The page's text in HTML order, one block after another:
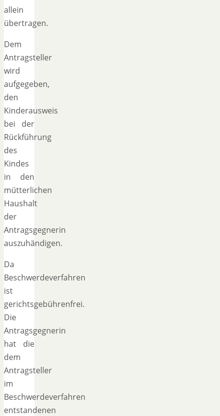
allein
übertragen.
Dem
Antragsteller
wird
aufgegeben,
den
Kinderausweis
bei der
Rückführung
des
Kindes
in den
mütterlichen
Haushalt
der
Antragsgegnerin
auszuhändigen.
Da
Beschwerdeverfahren
ist
gerichtsgebührenfrei.
Die
Antragsgegnerin
hat die
dem
Antragsteller
im
Beschwerdeverfahren
entstandenen